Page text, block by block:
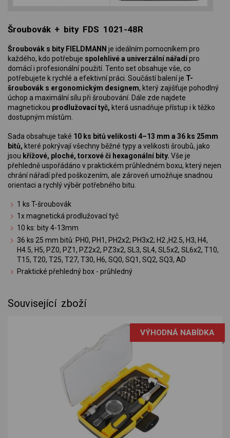
Šroubovák + bity FDS 1021-48R
Šroubovák s bity FIELDMANN je ideálním pomocníkem pro
každého, kdo potřebuje spolehlivé a univerzální nářadípro
domácí i profesionální použití. Tento set obsahuje vše, co
potřebujete k rychlé a efektivní práci. Součástí balení je T-
šroubovák s ergonomickým designem, který zajišťuje pohodlný
úchop a maximální sílu při šroubování. Dále zde najdete
magnetickou prodlužovací tyč, která usnadňuje přístup i k těžko
dostupným místům.
Sada obsahuje také 10 ks bitů velikosti 4–13 mm a 36 ks 25mm
bitů, které pokrývají všechny běžné typy a velikosti šroubů, jako
jsou křížové, ploché, torxové či hexagonální bity. Vše je
přehledně uspořádáno v praktickém průhledném boxu, který nejen
chrání nářadí před poškozením, ale zároveň umožňuje snadnou
orientaci a rychlý výběr potřebného bitu.
1 ks T-šroubovák
1x magnetická prodlužovací tyč
10 ks: bity 4-13mm
36 ks 25 mm bitů: PH0, PH1, PH2x2; PH3x2; H2 ,H2.5, H3, H4,
H4.5, H5, PZ0, PZ1, PZ2x2, PZ3x2, SL3, SL4, SL5x2, SL6x2, T10,
T15, T20, T25, T27, T30, H6, SQ0, SQ1, SQ2, SQ3, AD
Praktické přehledný box - průhledný
Související zboží
VÝHODNÁ NABÍDKA